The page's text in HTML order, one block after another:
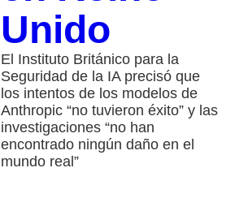
Unido
El Instituto Británico para la
Seguridad de la IA precisó que
los intentos de los modelos de
Anthropic “no tuvieron éxito” y las
investigaciones “no han
encontrado ningún daño en el
mundo real”